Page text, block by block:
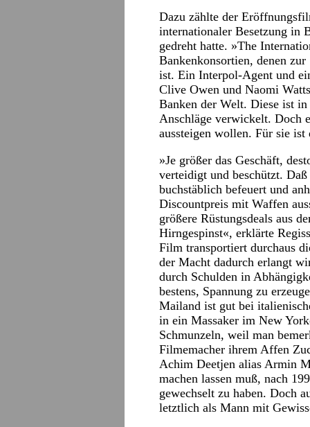
Dazu zählte der
internationaler Besetzung in
gedreht hatte. »The
Bankenkonsortien, denen
ist. Ein Interpol-Agent und
Clive Owen und Naomi
Banken der Welt. Diese ist
Anschläge verwickelt. Doch
aussteigen wollen. Für sie ist
»Je größer das Geschäft,
verteidigt und beschützt.
buchstäblich befeuert und
Discountpreis mit Waffen
größere Rüstungsdeals aus
Hirngespinst«, erklärte
Film transportiert durchaus
der Macht dadurch erlangt
durch Schulden in
bestens, Spannung zu
Mailand ist gut bei
in ein Massaker im New
Schmunzeln, weil man
Filmemacher ihrem Affen
Achim Deetjen alias Armin
machen lassen muß, nach
gewechselt zu haben. Doch
letztlich als Mann mit